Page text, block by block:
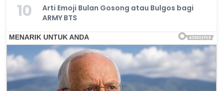
10
Arti Emoji Bulan Gosong atau Bulgos bagi
ARMY BTS